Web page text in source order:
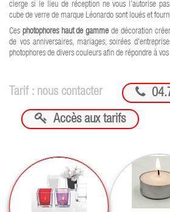
cierge si le lieu de réception ne vous l'autorise
cube de verre de marque Léonardo sont loués et
Ces photophores haut de gamme de décoration
de vos anniversaires, mariages, soirées
photophores de divers couleurs afin de répondre à
Tarif : nous contacter 
 Accès aux tarifs